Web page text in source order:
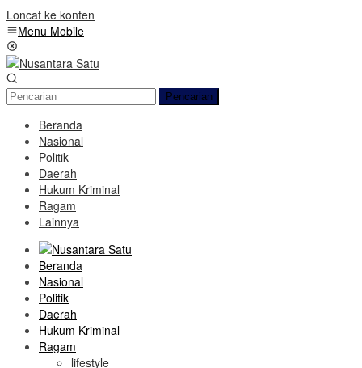
Loncat ke konten
Menu Mobile
Pencarian
Beranda
Nasional
Politik
Daerah
Hukum Kriminal
Ragam
Lainnya
Beranda
Nasional
Politik
Daerah
Hukum Kriminal
Ragam
lifestyle